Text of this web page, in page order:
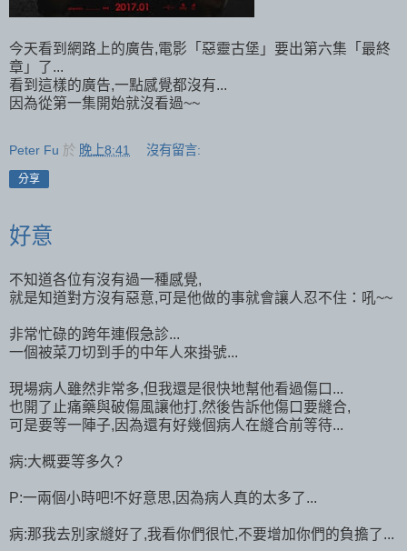
今天看到網路上的廣告,電影「惡靈古堡」要出第六集「最終
章」了...
看到這樣的廣告,一點感覺都沒有...
因為從第一集開始就沒看過~~
Peter Fu 於 晚上8:41 沒有留言:
分享
好意
不知道各位有沒有過一種感覺,
就是知道對方沒有惡意,可是他做的事就會讓人忍不住：吼~~
非常忙碌的跨年連假急診...
一個被菜刀切到手的中年人來掛號...
現場病人雖然非常多,但我還是很快地幫他看過傷口...
也開了止痛藥與破傷風讓他打,然後告訴他傷口要縫合,
可是要等一陣子,因為還有好幾個病人在縫合前等待...
病:大概要等多久?
P:一兩個小時吧!不好意思,因為病人真的太多了...
病:那我去別家縫好了,我看你們很忙,不要增加你們的負擔了...